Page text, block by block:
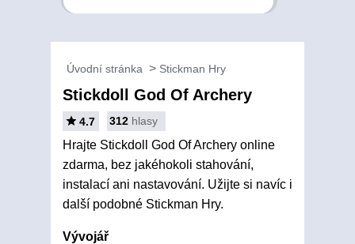
Úvodní stránka Stickman Hry
Stickdoll God Of Archery
4.7 312 hlasy
Hrajte Stickdoll God Of Archery online
zdarma, bez jakéhokoli stahování,
instalací ani nastavování. Užijte si navíc i
další podobné Stickman Hry.
Vývojář